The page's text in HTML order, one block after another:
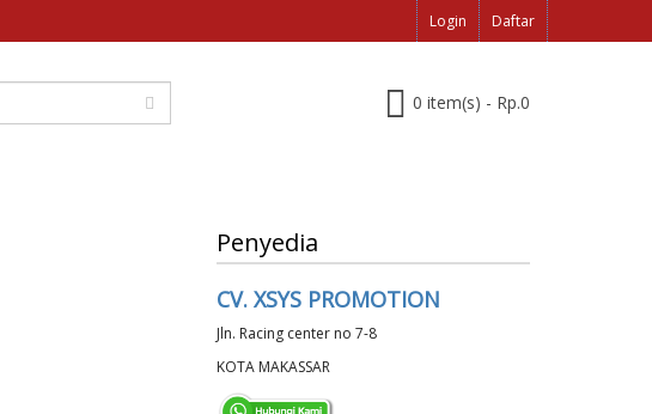
Login Daftar
0 item(s) - Rp.0
Penyedia
CV. XSYS PROMOTION
Jln. Racing center no 7-8
KOTA MAKASSAR